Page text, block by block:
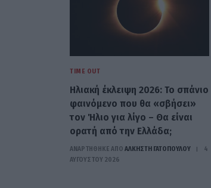
TIME OUT
Ηλιακή έκλειψη 2026: Το σπάνιο
φαινόμενο που θα «σβήσει»
τον Ήλιο για λίγο – Θα είναι
ορατή από την Ελλάδα;
ΑΝΑΡΤΗΘΗΚΕ ΑΠΟ ΆΛΚΗΣΤΗ ΓΑΤΟΠΟΎΛΟΥ
4
ΑΥΓΟΎΣΤΟΥ 2026